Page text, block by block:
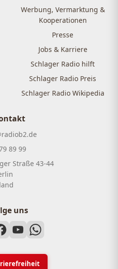
Werbung, Vermarktung &
Kooperationen
Presse
Jobs & Karriere
Schlager Radio hilft
Schlager Radio Preis
Schlager Radio Wikipedia
89 99
Straße 43-44
uns